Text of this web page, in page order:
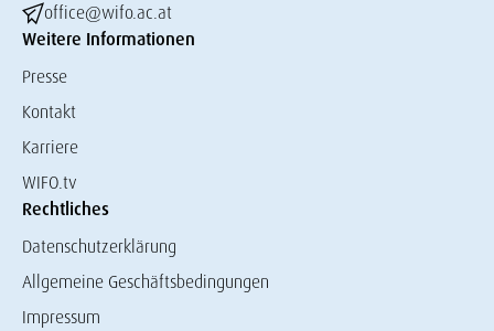
office@wifo.ac.at
Weitere Informationen
Presse
Kontakt
Karriere
WIFO.tv
Rechtliches
Datenschutzerklärung
Allgemeine Geschäftsbedingungen
Impressum